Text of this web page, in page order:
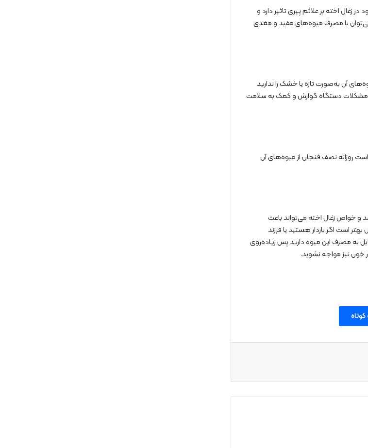
زغال اخته بر علائم پیری تاثیر دارد و
می‌توان با مصرف میوه‌های مفید و مغذی
آن به‌صورت تازه یا خشک را ندارید
مشکلات دستگاه گوارش و کمک به سلامت
روزانه نصف فنجان از میوه‌های آن
و خواص زغال اخته می‌تواند باعث
است اگر باردار هستید یا فرزند
به مصرف این میوه دارید پس زیاده‌روی
خون نیز مواجه نشوید.